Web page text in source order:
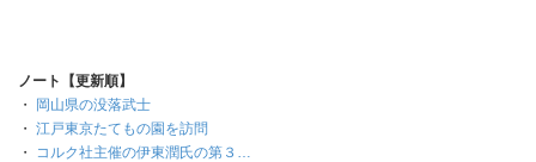
ノート【更新順】
・
岡山県の没落武士
・ 江戸東京たてもの園を訪問
・ コルク社主催の伊東潤氏の第３…